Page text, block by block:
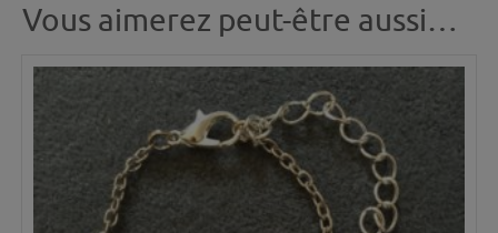
Vous aimerez peut-être aussi…